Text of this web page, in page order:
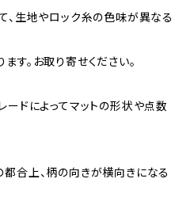
、生地やロック糸の色味が異なる
す。お取り寄せください。
ードによってマットの形状や点数
都合上、柄の向きが横向きになる